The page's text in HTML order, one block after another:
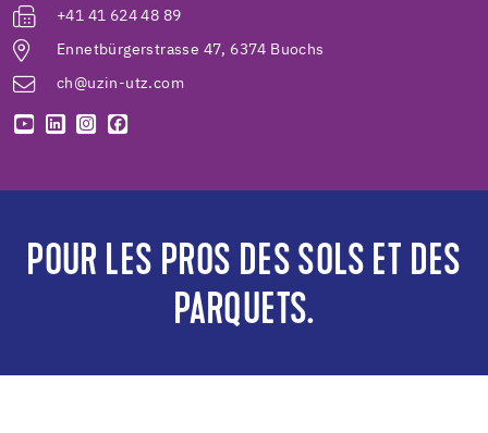
+41 41 624 48 89
Ennetbürgerstrasse 47, 6374 Buochs
ch@uzin-utz.com
POUR LES PROS DES SOLS ET DES
PARQUETS.